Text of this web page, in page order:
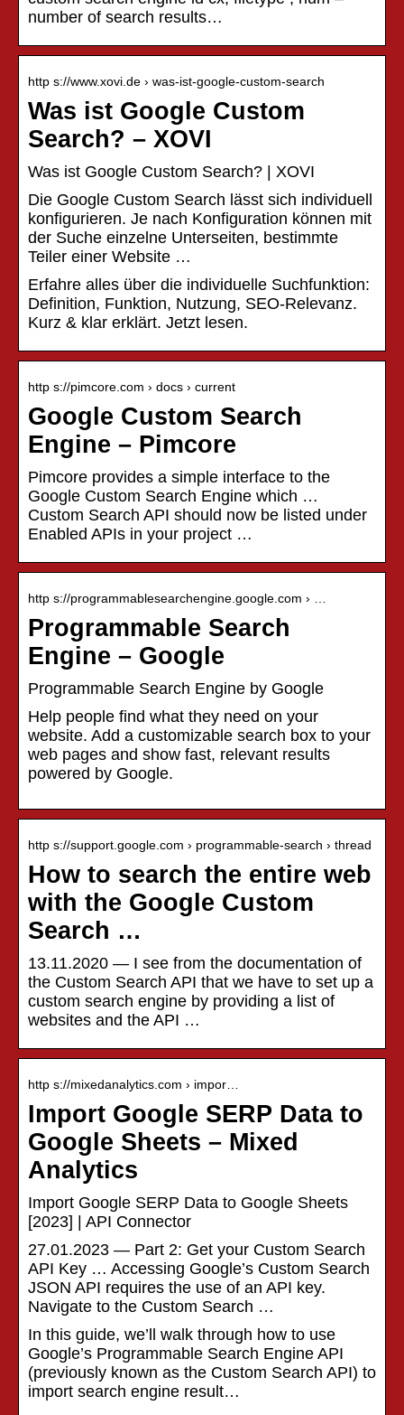
number of search results…
http s://www.xovi.de › was-ist-google-custom-search
Was ist Google Custom
Search? – XOVI
Was ist Google Custom Search? | XOVI
Die Google Custom Search lässt sich individuell
konfigurieren. Je nach Konfiguration können mit
der Suche einzelne Unterseiten, bestimmte
Teiler einer Website …
Erfahre alles über die individuelle Suchfunktion:
Definition, Funktion, Nutzung, SEO-Relevanz.
Kurz & klar erklärt. Jetzt lesen.
http s://pimcore.com › docs › current
Google Custom Search
Engine – Pimcore
Pimcore provides a simple interface to the
Google Custom Search Engine which …
Custom Search API should now be listed under
Enabled APIs in your project …
http s://programmablesearchengine.google.com › …
Programmable Search
Engine – Google
Programmable Search Engine by Google
Help people find what they need on your
website. Add a customizable search box to your
web pages and show fast, relevant results
powered by Google.
http s://support.google.com › programmable-search › thread
How to search the entire web
with the Google Custom
Search …
13.11.2020 — I see from the documentation of
the Custom Search API that we have to set up a
custom search engine by providing a list of
websites and the API …
http s://mixedanalytics.com › impor…
Import Google SERP Data to
Google Sheets – Mixed
Analytics
Import Google SERP Data to Google Sheets
[2023] | API Connector
27.01.2023 — Part 2: Get your Custom Search
API Key … Accessing Google’s Custom Search
JSON API requires the use of an API key.
Navigate to the Custom Search …
In this guide, we’ll walk through how to use
Google’s Programmable Search Engine API
(previously known as the Custom Search API) to
import search engine result…